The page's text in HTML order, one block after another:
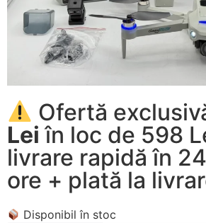
Ofertă
Lei în loc de 598
livrare rapidă în
ore + plată la
Disponibil în stoc